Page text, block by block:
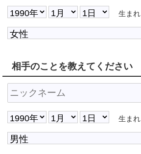
生まれ
相手のことを教えてください
生まれ